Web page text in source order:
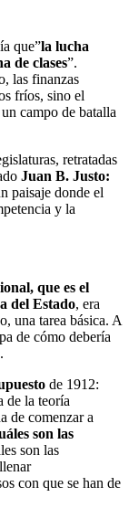
que”la lucha
de clases”.
las finanzas
fríos, sino el
campo de batalla
retratadas
Juan B. Justo:
paisaje donde el
y la
que es el
del Estado, era
una tarea básica. A
de cómo debería
de 1912:
de la teoría
de comenzar a
son las
son las
con que se han de